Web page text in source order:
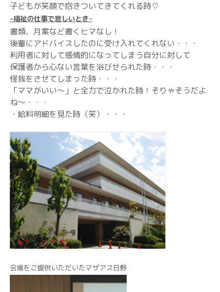
子どもが笑顔で抱きついてきてくれる時♡
-福祉の仕事で悲しいとき-
書類、月案など書くヒマなし！
後輩にアドバイスしたのに受け入れてくれない・・・
利用者に対して感情的になってしまう自分に対して
保護者から心ない言葉を浴びせられた時・・・
怪我をさせてしまった時・・・
「ママがいい～」と全力で泣かれた時！そりゃそうだよ
ね～・・・
・給料明細を見た時（笑）・・・
会場をご提供いただいたマザアス日野